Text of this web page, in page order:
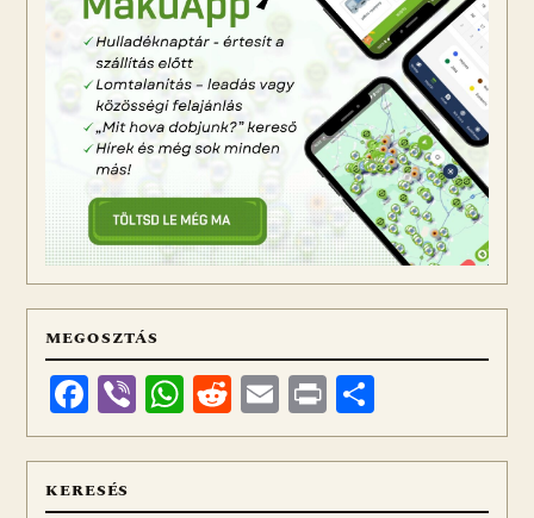
MEGOSZTÁS
Facebook
ViberWhatsApp
Reddit
Email
Print
meg
KERESÉS